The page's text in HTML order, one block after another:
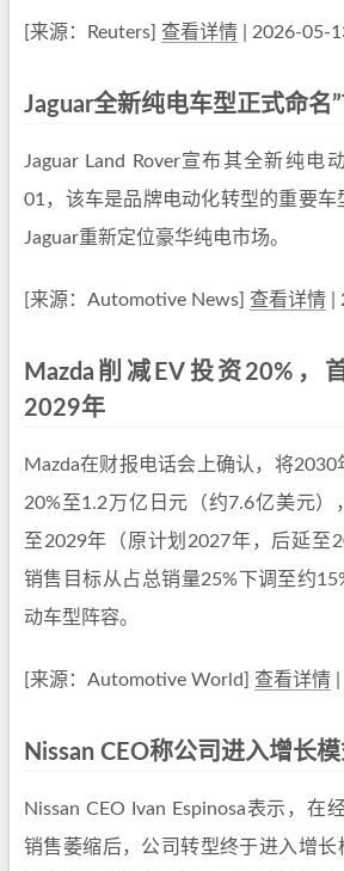
[来源：Reuters] 查看详情 | 2026-05-
Jaguar全新纯电车型正式命名
Jaguar Land Rover宣布其全新纯电
01，该车是品牌电动化转型的重要车
Jaguar重新定位豪华纯电市场。
[来源：Automotive News] 查看详情 |
Mazda削减EV投资20%，
2029年
Mazda在财报电话会上确认，将
20%至1.2万亿日元（约7.6亿美元）
至2029年（原计划2027年，后延至
销售目标从占总销量25%下调至约
动车型阵容。
[来源：Automotive World] 查看详情
Nissan CEO称公司进入增长
Nissan CEO Ivan Espinosa表示，在
销售萎缩后，公司转型终于进入增长